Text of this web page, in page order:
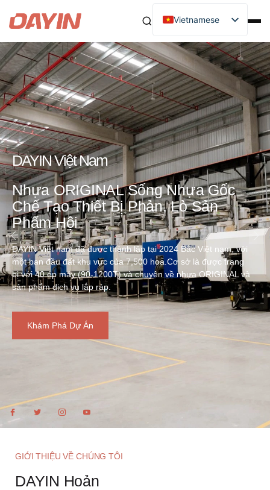
Vietnamese
DAYIN Việt Nam
Nhựa ORIGINAL Sống Nhựa Gốc
Chế Tạo Thiết Bị Phản, Lò Sản
Phẩm Hội
DAYIN Việt nam đã được thành lập tại 2024 Bắc Việt nam, với
một ban đầu đất khu vực của 7,500 hoa.Cơ sở là được trang
bị với 40 ép máy (90-1200T) và chuyên về nhựa ORIGINAL và
sản phẩm dịch vụ lắp ráp.
Khám Phá Dự Án
GIỚI THIỆU VỀ CHÚNG TÔI
DAYIN Hoản